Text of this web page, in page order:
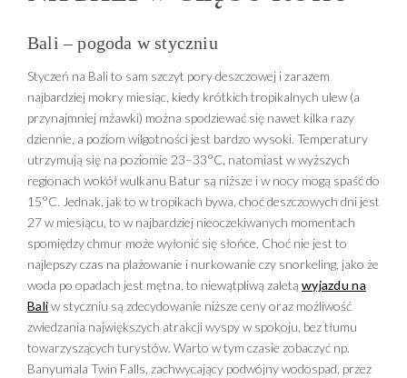
wulkanów Bali, przez dzikie zakątki Jawy i Sumatry,
najprawdziwsze smoki – luksusowe wakacje w
Indonezji to przygoda, jakiej trudno doświadczyć
gdziekolwiek indziej. Wasze ekskluzywne wczasy w
Indonezji rozpoczniecie na południowym krańcu
rajskiej wyspy Bali, gdzie nie dacie rady oprzeć się
urokowi cudownych, pokrytych białym piaskiem
plaż, wyjątkowym krajobrazom i mistycznym
świątyniom. Następnie przeniesiecie się do Ubud,
gdzie zajrzycie pod podszewkę indonezyjskiej kultury
i tradycji, by na ostatnie dni Waszych luksusowych
wakacji w Indonezji powrócić na południe i oddać się
wszystkim przyjemnościom, jakie zapewni Wam
ekskluzywny hotel w Jimbaran.
Bali – pogoda w styczniu
Styczeń na Bali to sam szczyt pory deszczowej i zarazem
najbardziej mokry miesiąc, kiedy krótkich tropikalnych ulew (a
przynajmniej mżawki) można spodziewać się nawet kilka razy
dziennie, a poziom wilgotności jest bardzo wysoki. Temperatury
utrzymują się na poziomie 23–33°C, natomiast w wyższych
regionach wokół wulkanu Batur są niższe i w nocy mogą spaść do
15°C. Jednak, jak to w tropikach bywa, choć deszczowych dni jest
27 w miesiącu, to w najbardziej nieoczekiwanych momentach
spomiędzy chmur może wyłonić się słońce. Choć nie jest to
najlepszy czas na plażowanie i nurkowanie czy snorkeling, jako że
woda po opadach jest mętna, to niewątpliwą zaletą wyjazdu na
Baliw styczniu są zdecydowanie niższe ceny oraz możliwość
zwiedzania największych atrakcji wyspy w spokoju, bez tłumu
towarzyszących turystów. Warto w tym czasie zobaczyć np.
Banyumala Twin Falls, zachwycający podwójny wodospad, przez